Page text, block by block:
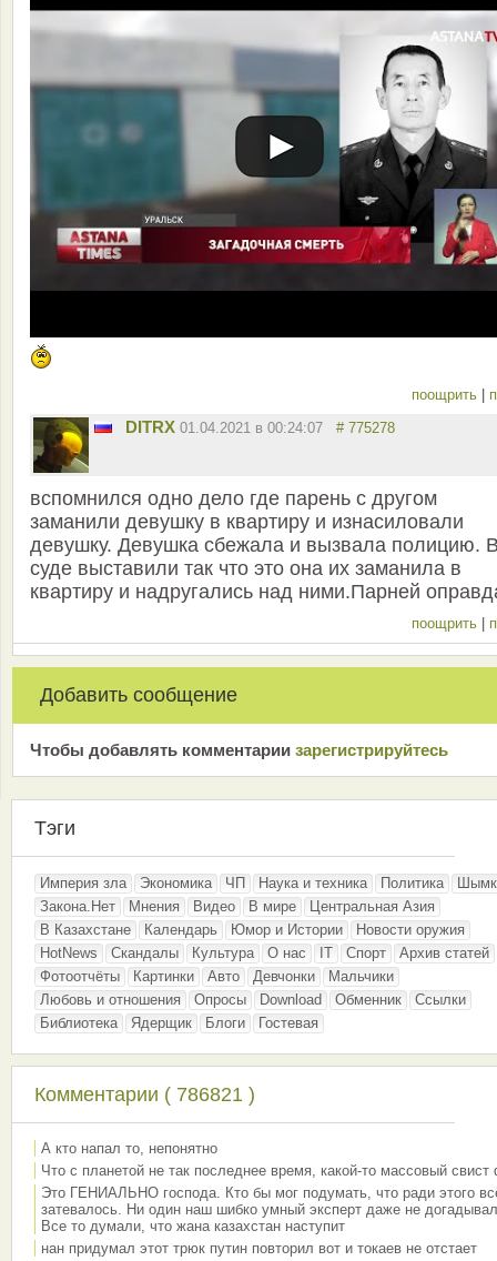
поощрить
DITRX 01.04.2021 в 00:24:07 # 775278
вспомнился одно дело где парень с другом
заманили девушку в квартиру и изнасиловали
девушку. Девушка сбежала и вызвала полицию.
суде выставили так что это она их заманила в
квартиру и надругались над ними.Парней
поощрить
Добавить сообщение
Чтобы добавлять комментарии зарeгиcтрирyйтeсь
Тэги
Империя зла Экономика ЧП Наука и техника Политика
Закона.Нет
Мнения Видео В мире
Центральная Азия
В Казахстане
Календарь Юмор и Истории
Новости оружия
HotNews
Скандалы Культура О нас IT Спорт
Архив статей
Фотоотчёты
Картинки Авто Девчонки
Мальчики
Любовь и отношения
Опросы Download Обменник
Ссылки
Библиотека
Ядерщик Блоги Гостевая
Комментарии ( 786821 )
А кто напал то, непонятно
Что с планетой не так последнее время, какой-то массовый свист
Это ГЕНИАЛЬНО господа. Кто бы мог подумать, что ради этого
затевалось. Ни один наш шибко умный эксперт даже не
Все то думали, что жана казахстан наступит
нан придумал этот трюк путин повторил вот и токаев не отстает